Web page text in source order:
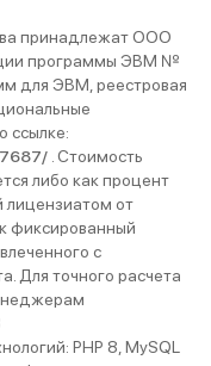
Но и машина прошла
так много, всего 10000,
что в городе я езжу на
автомобиле, этот беру
загорода. В принципе,
рестайлинговый Cruiser
разочаровал, он
и скучный, как все
солидные автомобили.
принадлежат ООО
программы ЭВМ №
для ЭВМ, реестровая
ссылке:
. Стоимость
либо как процент
лицензиатом от
фиксированный
с
Для точного расчета
PHP 8, MySQL